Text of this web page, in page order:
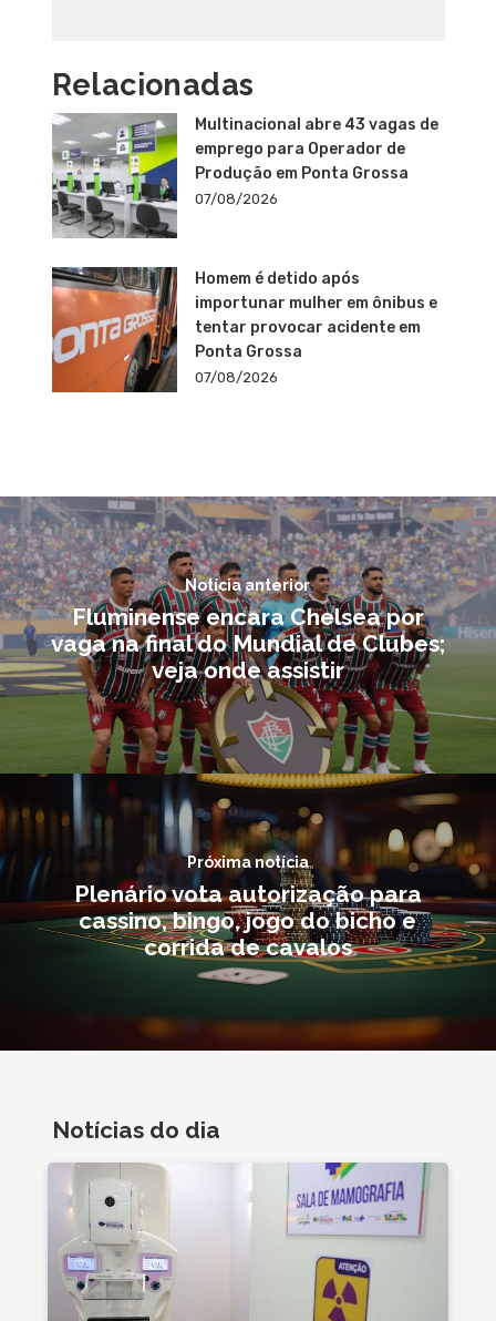
Relacionadas
Multinacional abre 43 vagas de
emprego para Operador de
Produção em Ponta Grossa
07/08/2026
Homem é detido após
importunar mulher em ônibus e
tentar provocar acidente em
Ponta Grossa
07/08/2026
Notícia anterior
Fluminense encara Chelsea por
vaga na final do Mundial de Clubes;
veja onde assistir
Próxima notícia
Plenário vota autorização para
cassino, bingo, jogo do bicho e
corrida de cavalos
Notícias do dia